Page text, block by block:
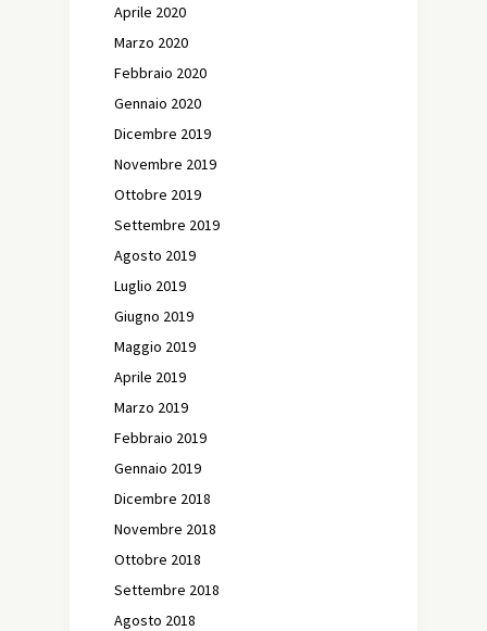
Aprile 2020
Marzo 2020
Febbraio 2020
Gennaio 2020
Dicembre 2019
Novembre 2019
Ottobre 2019
Settembre 2019
Agosto 2019
Luglio 2019
Giugno 2019
Maggio 2019
Aprile 2019
Marzo 2019
Febbraio 2019
Gennaio 2019
Dicembre 2018
Novembre 2018
Ottobre 2018
Settembre 2018
Agosto 2018